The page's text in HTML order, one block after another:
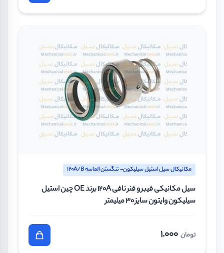
مکانیکال سیل استیل سیلیکون- تنگستن الماسه 120A/B
سیل مکانیکی فیبر و فنر نافی 120A برند OE چین استیل
سیلیکون وایتون سایز 30 میلیمتر
تومان 1.000